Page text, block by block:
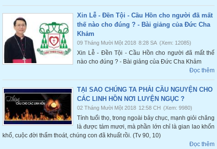
Xin Lễ - Đền Tội - Cầu Hồn cho người đã mất
thế nào cho đúng ? - Bài giảng của Đức Cha
Khảm
09 Tháng Mười Một 2018 8:28 SA (Xem: 12085)
Xin Lễ - Đền Tội - Cầu Hồn cho người đã mất thế
nào cho đúng ? - Bài giảng của Đức Cha Khảm
Đọc thêm
TẠI SAO CHÚNG TA PHẢI CẦU NGUYỆN CHO
CÁC LINH HỒN NƠI LUYỆN NGỤC ?
02 Tháng Mười Một 2018 12:58 CH (Xem: 9980)
Tính tuổi thọ, trong ngoài bảy chục, mạnh giỏi chăng
là được tám mươi, mà phần lớn chỉ là gian lao khốn
khổ, cuộc đời thấm thoát, chúng con đã khuất rồi. (Tv 90, 10)
Đọc thêm